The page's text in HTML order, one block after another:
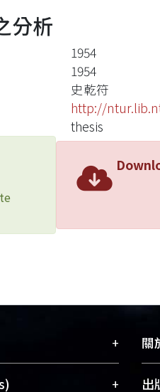
分析
1954
1954
史乾符
http://
thesis
+
列，為永久珍藏 +
關
開
出